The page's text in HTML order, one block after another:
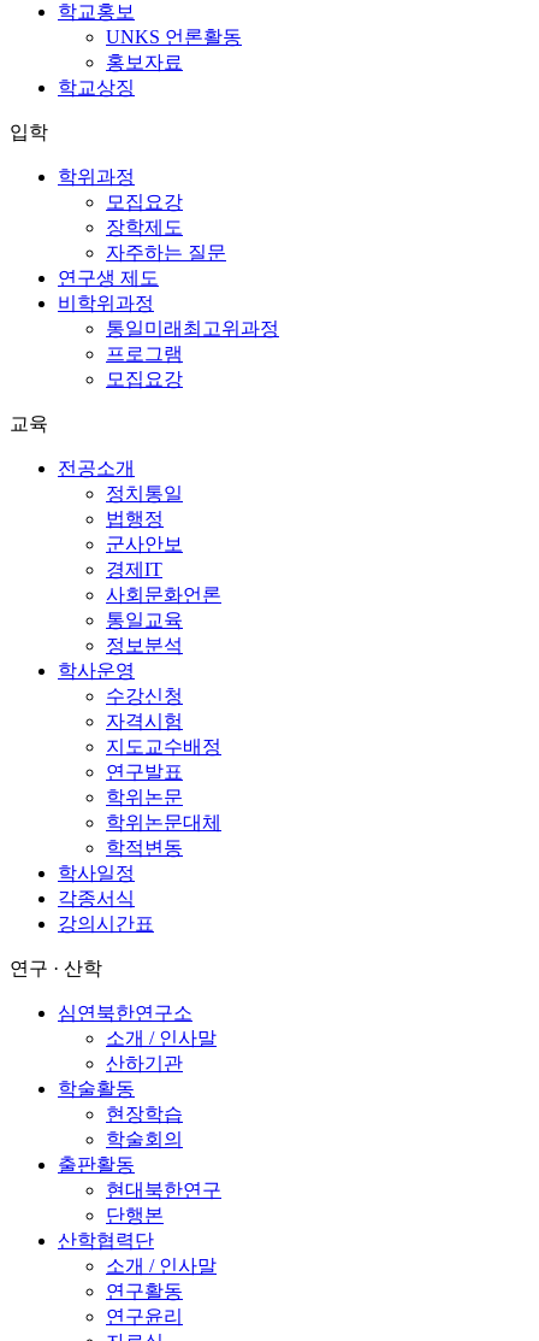
학교홍보
UNKS 언론활동
홍보자료
학교상징
입학
학위과정
모집요강
장학제도
자주하는 질문
연구생 제도
비학위과정
통일미래최고위과정
프로그램
모집요강
교육
전공소개
정치통일
법행정
군사안보
경제IT
사회문화언론
통일교육
정보분석
학사운영
수강신청
자격시험
지도교수배정
연구발표
학위논문
학위논문대체
학적변동
학사일정
각종서식
강의시간표
연구 · 산학
심연북한연구소
소개 / 인사말
산하기관
학술활동
현장학습
학술회의
출판활동
현대북한연구
단행본
산학협력단
소개 / 인사말
연구활동
연구윤리